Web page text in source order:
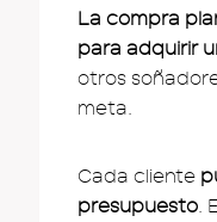
La compra
para adquirir
otros
meta.
Cada cliente
presupuesto.